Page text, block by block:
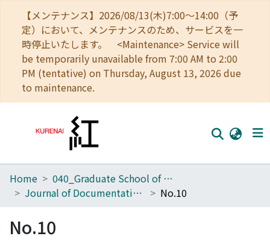
【メンテナンス】2026/08/13(木)7:00～14:00（予
定）において、メンテナンスのため、サービスを一
時停止いたします。 <Maintenance> Service will
be temporarily unavailable from 7:00 AM to 2:00
PM (tentative) on Thursday, August 13, 2026 due
to maintenance.
Home
Browse
Home
040_Graduate School of Economics
Journal of Documentation in Economics
No.10
No.10